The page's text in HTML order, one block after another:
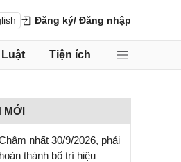
Đăng ký/ Đăng nhập
Luật Tiện ích
MỚI
nhất 30/9/2026, phải
hoàn thành bố trí hiệu